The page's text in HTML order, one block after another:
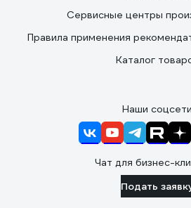
Сервисные центры
Правила применения
Каталог
Наши соцсети
Чат для бизнес-
Подать